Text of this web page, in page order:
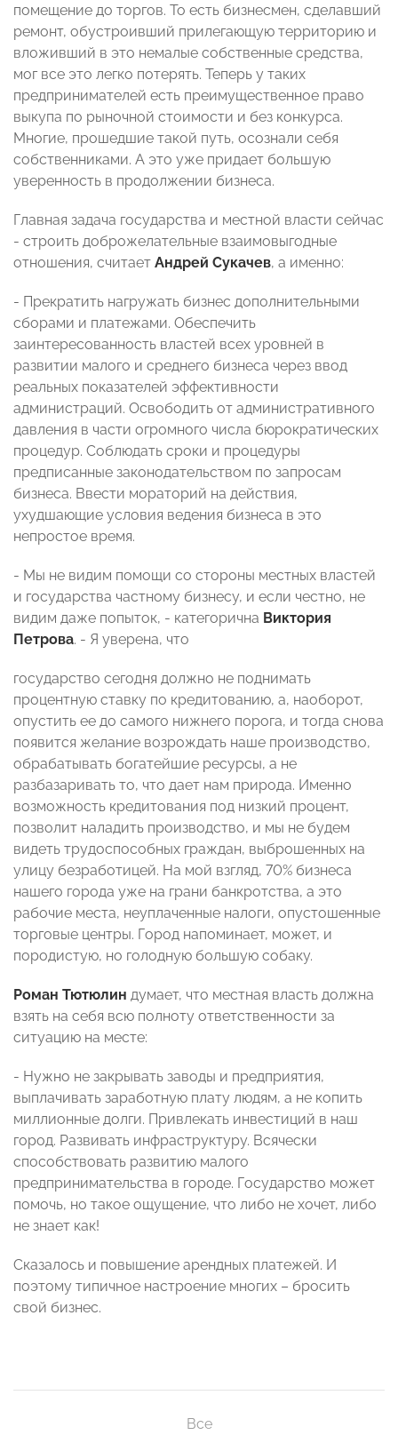
помещение до торгов. То есть бизнесмен, сделавший
ремонт, обустроивший прилегающую территорию и
вложивший в это немалые собственные средства,
мог все это легко потерять. Теперь у таких
предпринимателей есть преимущественное право
выкупа по рыночной стоимости и без конкурса.
Многие, прошедшие такой путь, осознали себя
собственниками. А это уже придает большую
уверенность в продолжении бизнеса.
Главная задача государства и местной власти сейчас
- строить доброжелательные взаимовыгодные
отношения, считает Андрей Сукачев, а именно:
- Прекратить нагружать бизнес дополнительными
сборами и платежами. Обеспечить
заинтересованность властей всех уровней в
развитии малого и среднего бизнеса через ввод
реальных показателей эффективности
администраций. Освободить от административного
давления в части огромного числа бюрократических
процедур. Соблюдать сроки и процедуры
предписанные законодательством по запросам
бизнеса. Ввести мораторий на действия,
ухудшающие условия ведения бизнеса в это
непростое время.
- Мы не видим помощи со стороны местных властей
и государства частному бизнесу, и если честно, не
видим даже попыток, - категорична Виктория
Петрова. - Я уверена, что
государство сегодня должно не поднимать
процентную ставку по кредитованию, а, наоборот,
опустить ее до самого нижнего порога, и тогда снова
появится желание возрождать наше производство,
обрабатывать богатейшие ресурсы, а не
разбазаривать то, что дает нам природа. Именно
возможность кредитования под низкий процент,
позволит наладить производство, и мы не будем
видеть трудоспособных граждан, выброшенных на
улицу безработицей. На мой взгляд, 70% бизнеса
нашего города уже на грани банкротства, а это
рабочие места, неуплаченные налоги, опустошенные
торговые центры. Город напоминает, может, и
породистую, но голодную большую собаку.
Роман Тютюлин думает, что местная власть должна
взять на себя всю полноту ответственности за
ситуацию на месте:
- Нужно не закрывать заводы и предприятия,
выплачивать заработную плату людям, а не копить
миллионные долги. Привлекать инвестиций в наш
город. Развивать инфраструктуру. Всячески
способствовать развитию малого
предпринимательства в городе. Государство может
помочь, но такое ощущение, что либо не хочет, либо
не знает как!
Сказалось и повышение арендных платежей. И
поэтому типичное настроение многих – бросить
свой бизнес.
Все